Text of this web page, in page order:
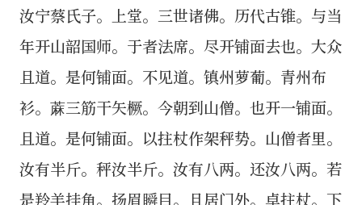
汝宁蔡氏子。上堂。三世诸佛。历代古锥。与当
年开山韶国师。于者法席。尽开铺面去也。大众
且道。是何铺面。不见道。镇州萝葡。青州布
衫。蔴三筋干矢橛。今朝到山僧。也开一铺面。
且道。是何铺面。以拄杖作架秤势。山僧者里。
汝有半斤。秤汝半斤。汝有八两。还汝八两。若
是羚羊挂角。扬眉瞬目。且居门外。卓拄杖。下